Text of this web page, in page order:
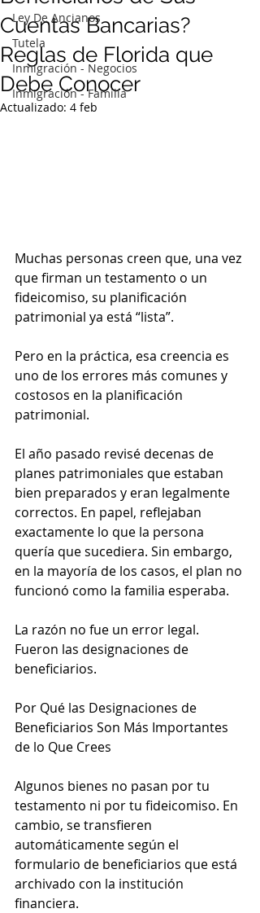
Ley De Ancianos
Tutela
Inmigración - Negocios
Inmigración - Familia
Cuentas Bancarias?
Reglas de Florida que
Debe Conocer
Actualizado: 4 feb
Muchas personas creen que, una vez
que firman un testamento o un
fideicomiso, su planificación
patrimonial ya está “lista”.
Pero en la práctica, esa creencia es
uno de los errores más comunes y
costosos en la planificación
patrimonial.
El año pasado revisé decenas de
planes patrimoniales que estaban
bien preparados y eran legalmente
correctos. En papel, reflejaban
exactamente lo que la persona
quería que sucediera. Sin embargo,
en la mayoría de los casos, el plan no
funcionó como la familia esperaba.
La razón no fue un error legal.
Fueron las designaciones de
beneficiarios.
Por Qué las Designaciones de
Beneficiarios Son Más Importantes
de lo Que Crees
Algunos bienes no pasan por tu
testamento ni por tu fideicomiso. En
cambio, se transfieren
automáticamente según el
formulario de beneficiarios que está
archivado con la institución
financiera.